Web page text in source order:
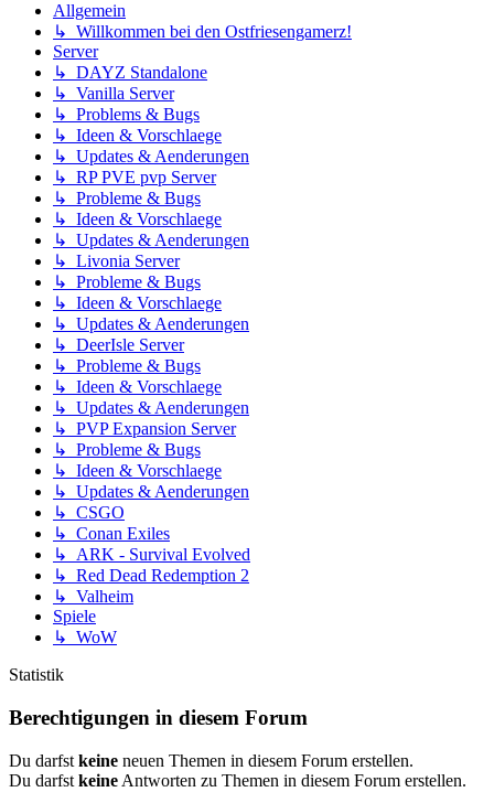
Allgemein
↳ Willkommen bei den Ostfriesengamerz!
Server
↳ DAYZ Standalone
↳ Vanilla Server
↳ Problems & Bugs
↳ Ideen & Vorschlaege
↳ Updates & Aenderungen
↳ RP PVE pvp Server
↳ Probleme & Bugs
↳ Ideen & Vorschlaege
↳ Updates & Aenderungen
↳ Livonia Server
↳ Probleme & Bugs
↳ Ideen & Vorschlaege
↳ Updates & Aenderungen
↳ DeerIsle Server
↳ Probleme & Bugs
↳ Ideen & Vorschlaege
↳ Updates & Aenderungen
↳ PVP Expansion Server
↳ Probleme & Bugs
↳ Ideen & Vorschlaege
↳ Updates & Aenderungen
↳ CSGO
↳ Conan Exiles
↳ ARK - Survival Evolved
↳ Red Dead Redemption 2
↳ Valheim
Spiele
↳ WoW
Statistik
Berechtigungen in diesem Forum
Du darfst keine neuen Themen in diesem Forum erstellen.
Du darfst keine Antworten zu Themen in diesem Forum erstellen.